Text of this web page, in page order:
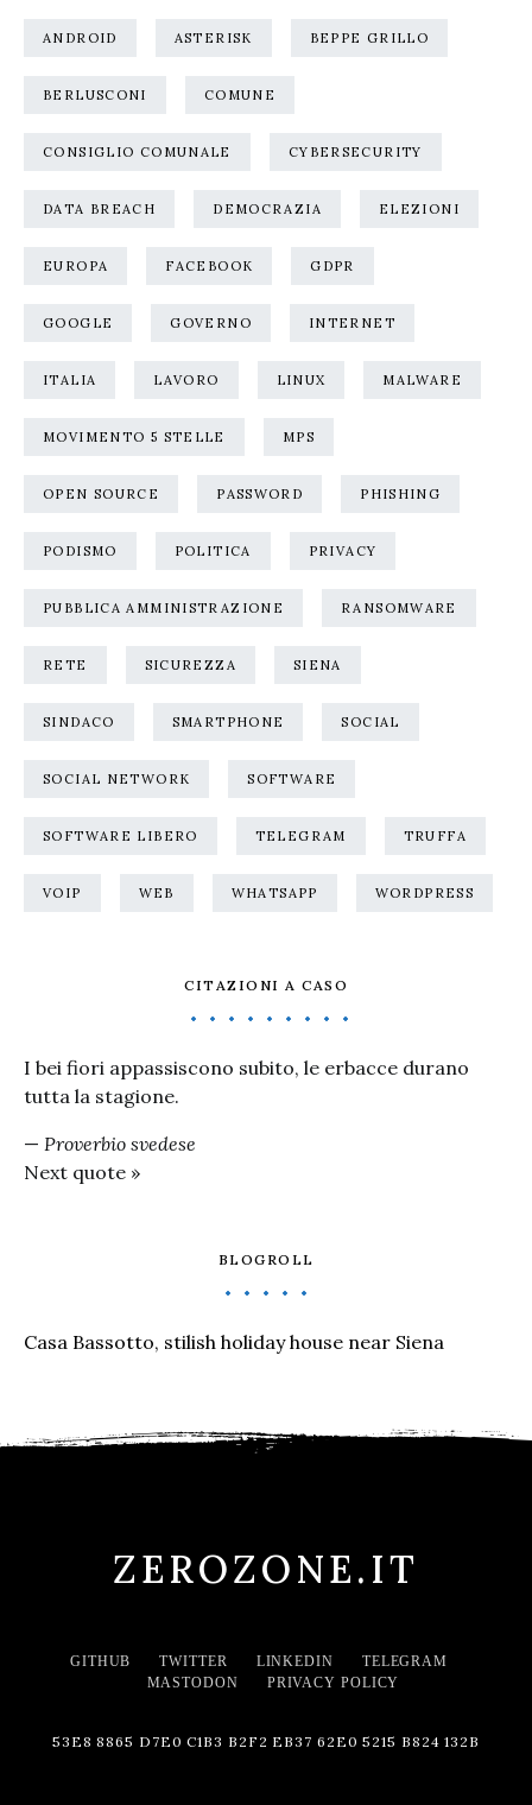
ANDROID ASTERISK BEPPE GRILLO
BERLUSCONI COMUNE
CONSIGLIO COMUNALE CYBERSECURITY
DATA BREACH DEMOCRAZIA ELEZIONI
EUROPA FACEBOOK GDPR
GOOGLE GOVERNO INTERNET
ITALIA LAVORO LINUX MALWARE
MOVIMENTO 5 STELLE MPS
OPEN SOURCE PASSWORD PHISHING
PODISMO POLITICA PRIVACY
PUBBLICA AMMINISTRAZIONE RANSOMWARE
RETE SICUREZZA SIENA
SINDACO SMARTPHONE SOCIAL
SOCIAL NETWORK SOFTWARE
SOFTWARE LIBERO TELEGRAM TRUFFA
VOIP WEB WHATSAPP WORDPRESS
CITAZIONI A CASO
I bei fiori appassiscono subito, le erbacce durano
tutta la stagione.
— Proverbio svedese
Next quote »
BLOGROLL
Casa Bassotto, stilish holiday house near Siena
ZEROZONE.IT
GITHUB TWITTER LINKEDIN
TELEGRAM
MASTODON
PRIVACY POLICY
53E8 8865 D7E0 C1B3 B2F2 EB37 62E0 5215 B824 132B